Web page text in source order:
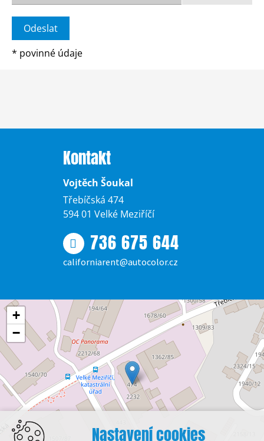
* povinné údaje
Kontakt
Vojtěch Šoukal
Třebíčská 474
594 01 Velké Meziříčí
736 675 644
californiarent@autocolor.cz
+
−
Nastavení cookies